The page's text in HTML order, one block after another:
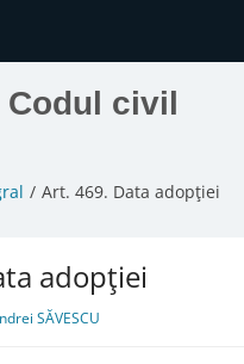
Codul civil
Art. 469. Data adopţiei
adopţiei
SĂVESCU